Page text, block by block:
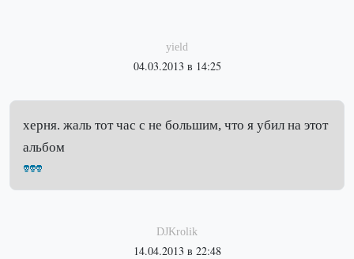
yield
04.03.2013 в 14:25
херня. жаль тот час с не большим, что я убил на этот
альбом
DJKrolik
14.04.2013 в 22:48